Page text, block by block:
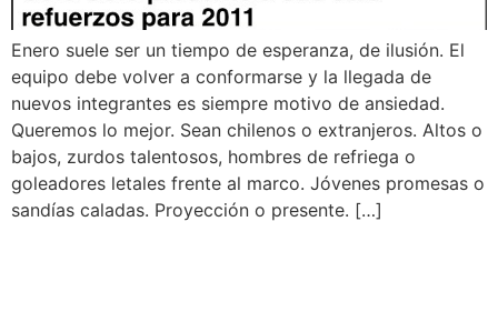
Enero suele ser un tiempo de esperanza, de ilusión. El
equipo debe volver a conformarse y la llegada de
nuevos integrantes es siempre motivo de ansiedad.
Queremos lo mejor. Sean chilenos o extranjeros. Altos o
bajos, zurdos talentosos, hombres de refriega o
goleadores letales frente al marco. Jóvenes promesas o
sandías caladas. Proyección o presente. […]